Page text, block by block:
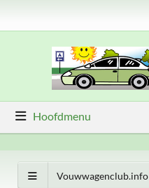
Hoofdmenu
Vouwwagenclub.info